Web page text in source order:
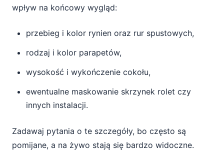
wpływ na końcowy wygląd:
przebieg i kolor rynien oraz rur spustowych,
rodzaj i kolor parapetów,
wysokość i wykończenie cokołu,
ewentualne maskowanie skrzynek rolet czy
innych instalacji.
Zadawaj pytania o te szczegóły, bo często są
pomijane, a na żywo stają się bardzo widoczne.